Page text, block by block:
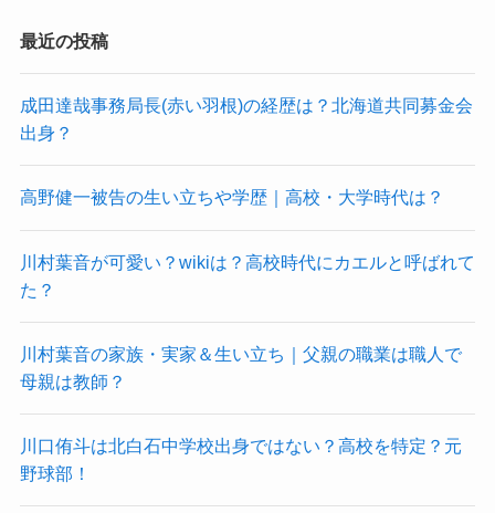
最近の投稿
成田達哉事務局長(赤い羽根)の経歴は？北海道共同募金会
出身？
高野健一被告の生い立ちや学歴｜高校・大学時代は？
川村葉音が可愛い？wikiは？高校時代にカエルと呼ばれて
た？
川村葉音の家族・実家＆生い立ち｜父親の職業は職人で
母親は教師？
川口侑斗は北白石中学校出身ではない？高校を特定？元
野球部！